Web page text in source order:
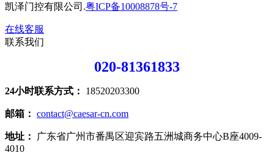
凯泽门控有限公司.粤ICP备10008878号-7
在线客服
联系我们
020-81361833
24小时联系方式： 18520203300
邮箱： contact@caesar-cn.com
地址：
广东省广州市番禺区迎宾路五洲城商务中心B座4009-
4010